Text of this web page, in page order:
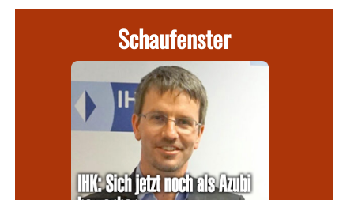
Schaufenster